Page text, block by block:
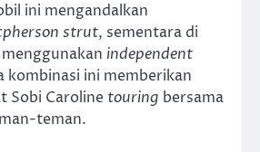
ini mengandalkan
strut, sementara di
independent
kombinasi ini memberikan
Sobi Caroline touring bersama
teman.